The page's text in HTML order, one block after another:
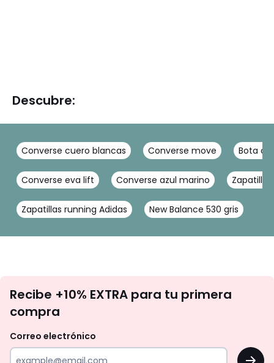
Descubre:
Converse cuero blancas Converse move Bota
Converse eva lift Converse azul marino
Zapatillas running Adidas New Balance 530 gris
te
tu
Recibe +10% EXTRA para tu primera
compra
Correo electrónico
OK